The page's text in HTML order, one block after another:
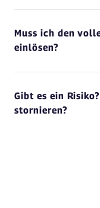
Muss ich den
einlösen?
Gibt es ein
stornieren?